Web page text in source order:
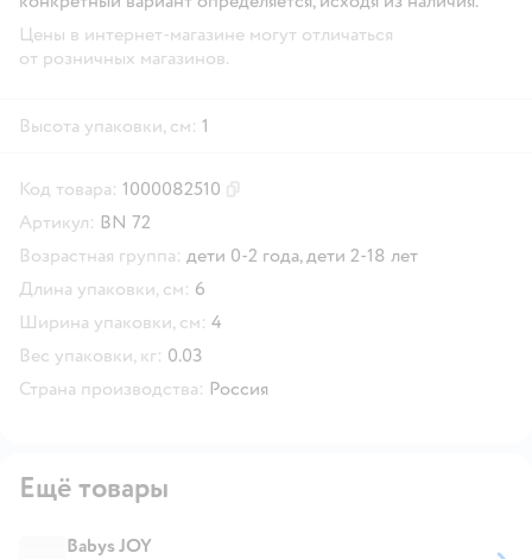
Цены в интернет-магазине могут отличаться
от розничных магазинов.
Высота упаковки, см: 1
Код товара: 1000082510
Артикул: BN 72
Возрастная группа: дети 0-2 года,дети 2-18 лет
Длина упаковки, см: 6
Ширина упаковки, см: 4
Вес упаковки, кг: 0.03
Страна производства: Россия
Ещё товары
Babys JOY